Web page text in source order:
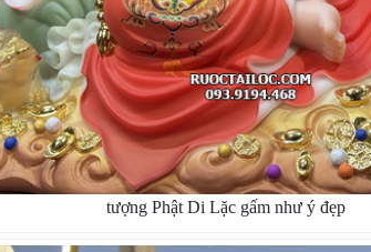
tượng Phật Di Lặc gấm như ý đẹp